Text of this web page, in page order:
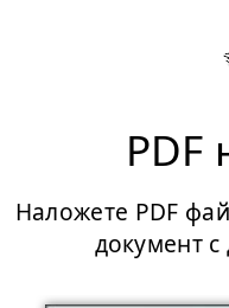
PDF
Наложете PDF
документ с